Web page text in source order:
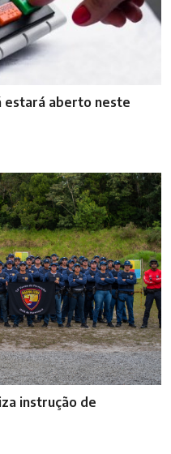
estará aberto neste
instrução de